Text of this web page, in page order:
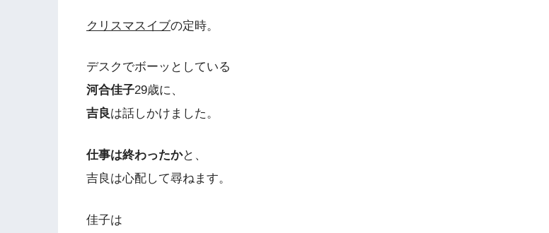
クリスマスイブの定時。
デスクでボーッとしている
河合佳子29歳に、
吉良は話しかけました。
仕事は終わったかと、
吉良は心配して尋ねます。
佳子は